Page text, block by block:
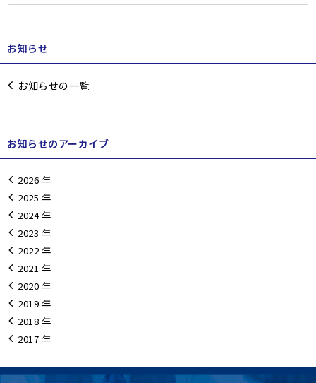
お知らせ
お知らせの一覧
お知らせのアーカイブ
2026
2025
2024
2023
2022
2021
2020
2019
2018
2017